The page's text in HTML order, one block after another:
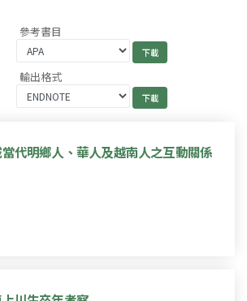
參考書目
輸出格式
代明鄉人、華人及越南人之互動關係